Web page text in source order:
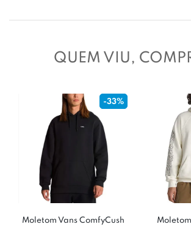
QUEM VIU,
-27%
Moletom Vans Smokey
Moletom